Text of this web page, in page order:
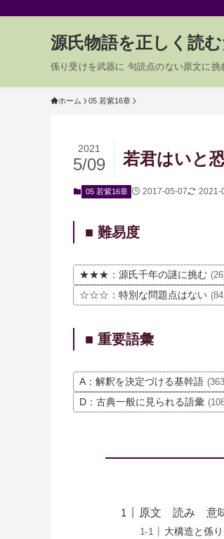
源氏物語を正しく読
係り受けを武器に 句読点のない原文に挑
ホーム 05 若紫16章
若君はいと
2021
5/09
05 若紫16章 2017-05-07 2021-
■ 難易度
★★★：源氏千年の謎に挑む
☆☆☆：特別な問題点はない
■ 重要語彙
A：解釈を決定づける基幹語
D：古典一般に見られる語彙
原文 読み 意
大構造と係